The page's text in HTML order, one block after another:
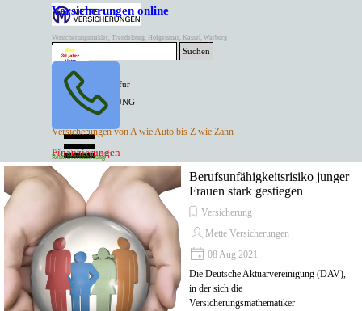
Direkt zum Seiteninhalt
Versicherungen online
Versicherungsmakler, Trendelburg, Hofgeismar, Kassel, Warburg
BESTER PREIS für
SPITZEN LEISTUNG
ANGEBOTE
Versicherungen von A wie Auto bis Z wie Zahn
Kontakt Tel. 05671/7799991
Mette Versicherungen
Suchen
Versicherungen
Finanzierungen
Rentenversicherung
Menü überspringen
Berufsunfähigkeitsrisiko junger
Frauen stark gestiegen
Versicherung
Mette Versicherungen
08 Aug 2021
Die Deutsche Aktuarvereinigung (DAV),
in der sich die
Versicherungsmathematiker